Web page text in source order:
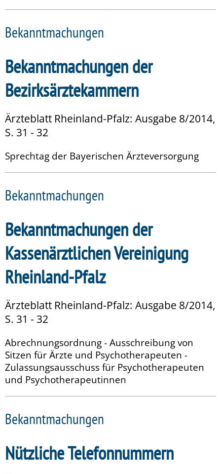
Bekanntmachungen
Bekanntmachungen der
Bezirksärztekammern
Ärzteblatt Rheinland-Pfalz: Ausgabe 8/2014,
S. 31 - 32
Sprechtag der Bayerischen Ärzteversorgung
Bekanntmachungen
Bekanntmachungen der
Kassenärztlichen Vereinigung
Rheinland-Pfalz
Ärzteblatt Rheinland-Pfalz: Ausgabe 8/2014,
S. 31 - 32
Abrechnungsordnung - Ausschreibung von
Sitzen für Ärzte und Psychotherapeuten -
Zulassungsausschuss für Psychotherapeuten
und Psychotherapeutinnen
Bekanntmachungen
Nützliche Telefonnummern